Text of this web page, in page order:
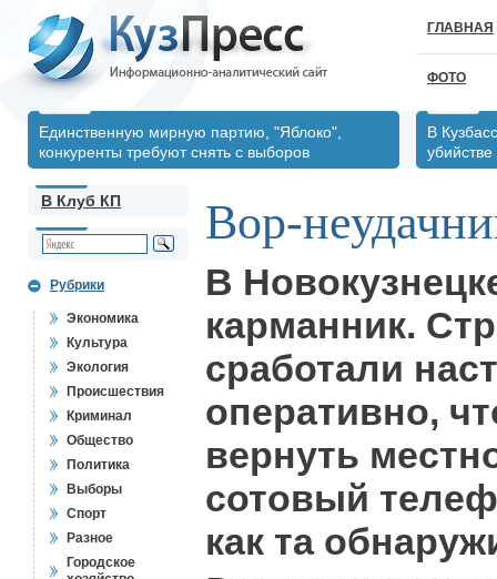
ГЛАВНАЯ
ФОТО
Единственную мирную партию, "Яблоко",
конкуренты требуют снять с выборов
В
В Клуб КП
Рубрики
Экономика
Культура
Экология
Происшествия
Криминал
Общество
Политика
Выборы
Спорт
Разное
Городское
Вор-
В
карманник.
сработали
оперативно,
вернуть
сотовый
как та